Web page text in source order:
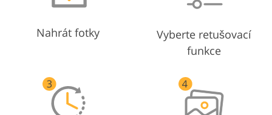
Nahrát fotky
Vyberte retušovací
funkce